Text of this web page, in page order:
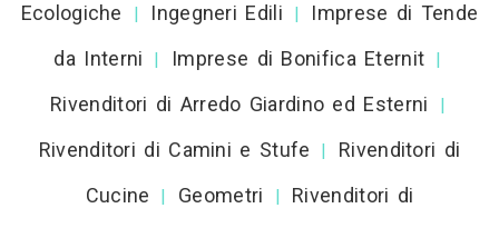
Ecologiche
| Ingegneri Edili |
Imprese di Tende
da Interni
| Imprese di Bonifica Eternit |
Rivenditori di Arredo Giardino ed Esterni |
Rivenditori di Camini e Stufe |
Rivenditori di
Cucine
| Geometri |
Rivenditori di